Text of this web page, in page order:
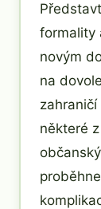
formality
novým
na
některé